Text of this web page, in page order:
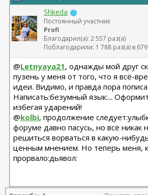
Shkeda
Постоянный участник
Profi
Благодарил(а): 2 557 раз(а)
Поблагодарили: 1 788 раз(а) в
@Letnyaya21, однажды мой друг
пузень у меня от того, что я всё-
идеи. Видимо, и правда пора
Написать:безумный язык:...
избегая ударений!
@kolbi, продолжение
форуме давно пасусь, но всё никак
решиться ворваться в какую-
ценным мнением. Но теперь меня,
прорвало:дьявол: